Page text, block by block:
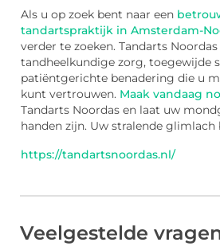
Als u op zoek bent naar een
tandartspraktijk in Amsterdam-
verder te zoeken. Tandarts
tandheelkundige zorg, toegewijde
patiëntgerichte benadering die u
kunt vertrouwen. Maak vandaag
Tandarts Noordas en laat uw
handen zijn. Uw stralende glimlach
https://tandartsnoordas.nl/
Veelgestelde